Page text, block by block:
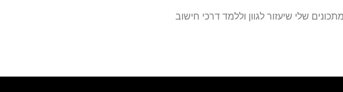
שלי שיעזור לגוון וללמד דרכי חישוב